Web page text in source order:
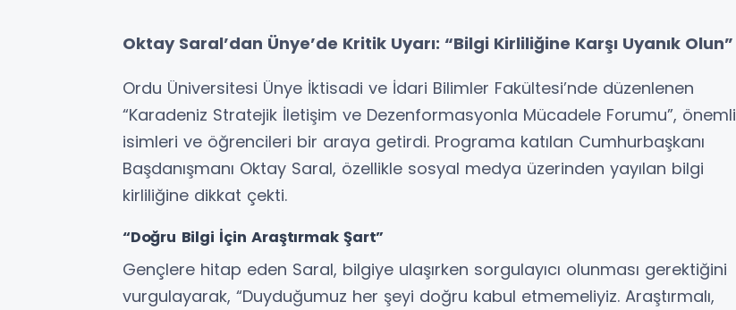
Oktay Saral’dan Ünye’de Kritik Uyarı: “Bilgi Kirliliğine Karşı Uyanık Olun”
Ordu Üniversitesi Ünye İktisadi ve İdari Bilimler Fakültesi’nde düzenlenen
“Karadeniz Stratejik İletişim ve Dezenformasyonla Mücadele Forumu”, önemli
isimleri ve öğrencileri bir araya getirdi. Programa katılan Cumhurbaşkanı
Başdanışmanı Oktay Saral, özellikle sosyal medya üzerinden yayılan bilgi
kirliliğine dikkat çekti.
“Doğru Bilgi İçin Araştırmak Şart”
Gençlere hitap eden Saral, bilgiye ulaşırken sorgulayıcı olunması gerektiğini
vurgulayarak, “Duyduğumuz her şeyi doğru kabul etmemeliyiz. Araştırmalı,